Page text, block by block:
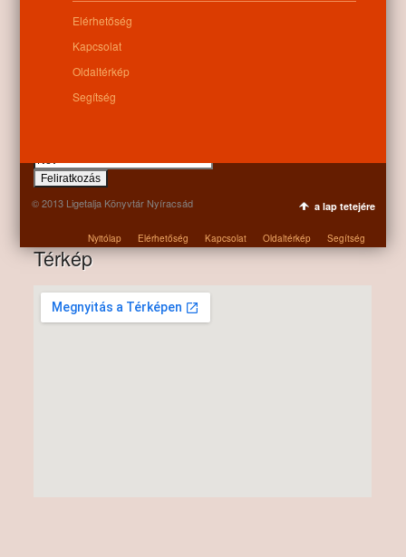
Vasárnap: zárva
Hírlevél
Térkép
Elérhetőség
Kapcsolat
Oldaltérkép
Segítség
© 2013 Ligetalja Könyvtár Nyíracsád a lap tetejére
Nyitólap Elérhetőség Kapcsolat Oldaltérkép Segítség